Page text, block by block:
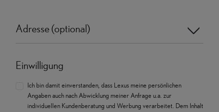
Adresse (optional)
Einwilligung
Ich bin damit einverstanden, dass Lexus meine persönlichen
Angaben auch nach Abwicklung meiner Anfrage u.a. zur
individuellen Kundenberatung und Werbung verarbeitet. Dem Inhalt